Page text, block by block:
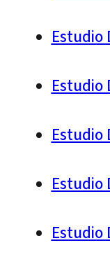
Estudio
Estudio
Estudio
Estudio
Estudio